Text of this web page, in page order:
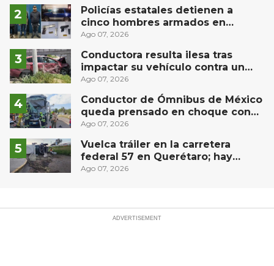
Policías estatales detienen a
cinco hombres armados en
Puebla capital
Ago 07, 2026
Conductora resulta ilesa tras
impactar su vehículo contra un
muro en Huimilpan
Ago 07, 2026
Conductor de Ómnibus de México
queda prensado en choque con
materialista en San Juan del Río
Ago 07, 2026
Vuelca tráiler en la carretera
federal 57 en Querétaro; hay
derrame de combustible
Ago 07, 2026